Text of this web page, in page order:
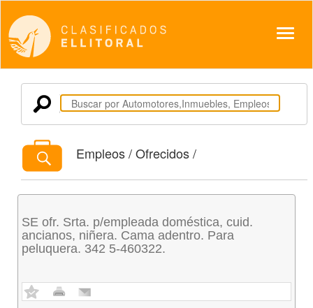
Empleos / Ofrecidos /
SE ofr. Srta. p/empleada doméstica, cuid.
ancianos, niñera. Cama adentro. Para
peluquera. 342 5-460322.